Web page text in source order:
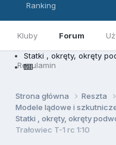
Kluby Forum
Regulamin
Ranking
Statki , okręty, okręty
Strona główna
Reszta
Modele lądowe i
Statki , okręty, okręty
Trałowiec T-1 rc 1:10